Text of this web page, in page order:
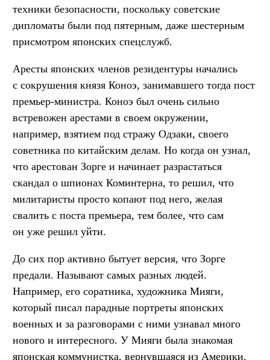
техники безопасности, поскольку советские
дипломаты были под пятерным, даже шестерным
присмотром японских спецслужб.
Аресты японских членов резидентуры начались
с сокрушения князя Коноэ, занимавшего тогда пост
премьер-министра. Коноэ был очень сильно
встревожен арестами в своем окружении,
например, взятием под стражу Одзаки, своего
советника по китайским делам. Но когда он узнал,
что арестован Зорге и начинает разрастаться
скандал о шпионах Коминтерна, то решил, что
милитаристы просто копают под него, желая
свалить с поста премьера, тем более, что сам
он уже решил уйти.
До сих пор активно бытует версия, что Зорге
предали. Называют самых разных людей.
Например, его соратника, художника Мияги,
который писал парадные портреты японских
военных и за разговорами с ними узнавал много
нового и интересного. У Мияги была знакомая
японская коммунистка, вернувшаяся из Америки.